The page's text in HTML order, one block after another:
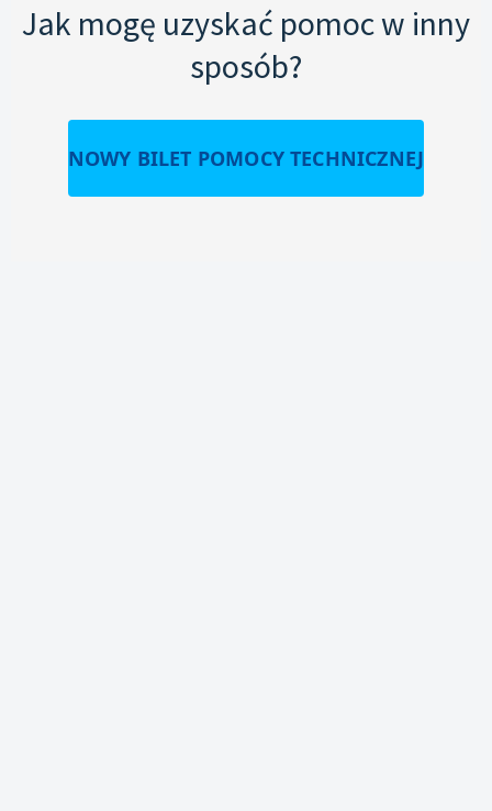
Jak mogę uzyskać pomoc w inny
sposób?
NOWY BILET POMOCY TECHNICZNEJ